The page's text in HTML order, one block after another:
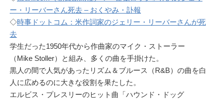
ー・リーバーさん死去 – おくやみ・訃報
◇時事ドットコム：米作詞家のジェリー・リーバーさんが死
去
学生だった1950年代から作曲家のマイク・ストーラー
（Mike Stoller）と組み、多くの曲を手掛けた。
黒人の間で人気があったリズム＆ブルース（R&B）の曲を白
人に広めるのに大きな役割を果たした。
エルビス・プレスリーのヒット曲「ハウンド・ドッグ